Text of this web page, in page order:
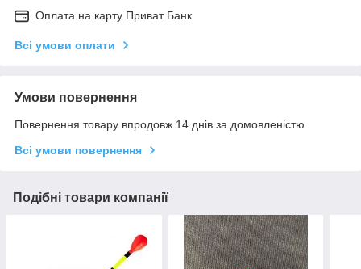
Оплата на карту Приват Банк
Всі умови оплати
Умови повернення
Повернення товару впродовж 14 днів за домовленістю
Всі умови повернення
Подібні товари компанії